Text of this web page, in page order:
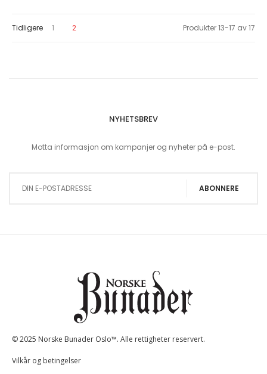
Produkter13-17 av17
Page
Tidligere Page
1 You're currently reading page
2
NYHETSBREV
Motta informasjon om kampanjer og nyheter på e-post.
ABONNERE
© 2025 Norske Bunader Oslo™. Alle rettigheter reservert.
Vilkår og betingelser